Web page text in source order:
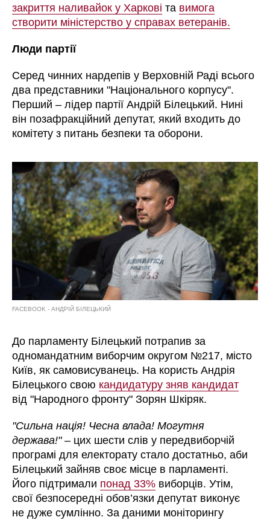
закриття наливайок у Харкові та вимога
створити міністерство у справах ветеранів.
Люди партії
Серед чинних нардепів у Верховній Раді всього
два представники "Національного корпусу".
Перший – лідер партії Андрій Білецький. Нині
він позафракційний депутат, який входить до
комітету з питань безпеки та оборони.
FACEBOOK - АНДРІЙ БІЛЕЦЬКИЙ
До парламенту Білецький потрапив за
одномандатним виборчим округом №217, місто
Київ, як самовисуванець. На користь Андрія
Білецького свою кандидатуру зняв кандидат
від "Народного фронту" Зорян Шкіряк.
"Сильна нація! Чесна влада! Могутня
держава!"– цих шести слів у передвиборчій
програмі для електорату стало достатньо, аби
Білецький зайняв своє місце в парламенті.
Його підтримали понад 33% виборців. Утім,
свої безпосередні обов’язки депутат виконує
не дуже сумлінно. За даними моніторингу